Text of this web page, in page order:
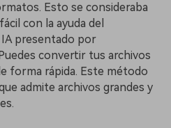
Esto se consideraba
con la ayuda del
presentado por
convertir tus archivos
forma rápida. Este método
admite archivos grandes y